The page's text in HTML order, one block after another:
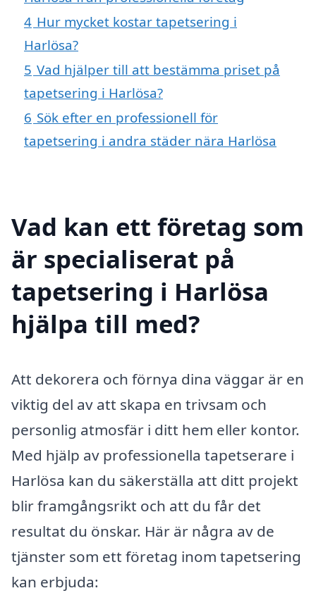
4 Hur mycket kostar tapetsering i
Harlösa?
5 Vad hjälper till att bestämma priset på
tapetsering i Harlösa?
6 Sök efter en professionell för
tapetsering i andra städer nära Harlösa
Vad kan ett företag som
är specialiserat på
tapetsering i Harlösa
hjälpa till med?
Att dekorera och förnya dina väggar är en
viktig del av att skapa en trivsam och
personlig atmosfär i ditt hem eller kontor.
Med hjälp av professionella tapetserare i
Harlösa kan du säkerställa att ditt projekt
blir framgångsrikt och att du får det
resultat du önskar. Här är några av de
tjänster som ett företag inom tapetsering
kan erbjuda: